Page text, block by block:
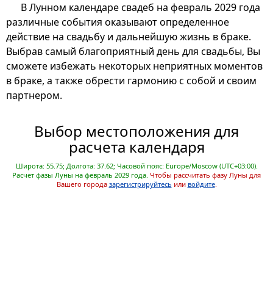
В Лунном календаре свадеб на февраль 2029 года
различные события оказывают определенное
действие на свадьбу и дальнейшую жизнь в браке.
Выбрав самый благоприятный день для свадьбы, Вы
сможете избежать некоторых неприятных моментов
в браке, а также обрести гармонию с собой и своим
партнером.
Выбор местоположения для
расчета календаря
Широта: 55.75; Долгота: 37.62; Часовой пояс: Europe/Moscow (UTC+03:00).
Расчет фазы Луны на февраль 2029 года. Чтобы рассчитать фазу Луны для
Вашего города зарегистрируйтесь или войдите.